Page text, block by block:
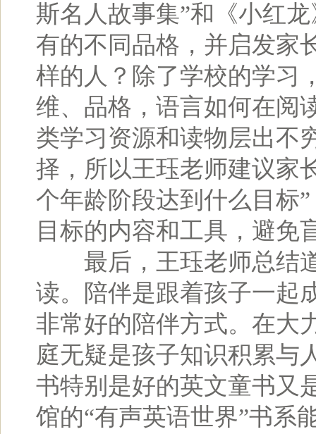
斯名人故事集”和《小红
有的不同品格，并启发家
样的人？除了学校的学习
维、品格，语言如何在阅
类学习资源和读物层出不
择，所以王珏老师建议家
个年龄阶段达到什么目标
目标的内容和工具，避免
最后，王珏老师总结道
读。陪伴是跟着孩子一起
非常好的陪伴方式。在大
庭无疑是孩子知识积累与
书特别是好的英文童书又
馆的“有声英语世界”书系